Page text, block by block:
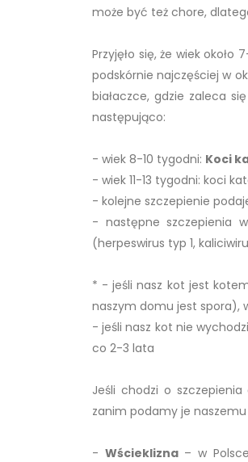
może być też chore,
Przyjęło się, że wiek
podskórnie najczęściej w
białaczce, gdzie zaleca
następująco:
- wiek 8-10 tygodni: Koci
- wiek 11-13 tygodni: koci
- kolejne szczepienie
- następne szczepienia
(herpeswirus typ 1,
* - jeśli nasz kot jest
naszym domu jest spora),
- jeśli nasz kot nie
co 2-3 lata
Jeśli chodzi o
zanim podamy je
- Wścieklizna– w